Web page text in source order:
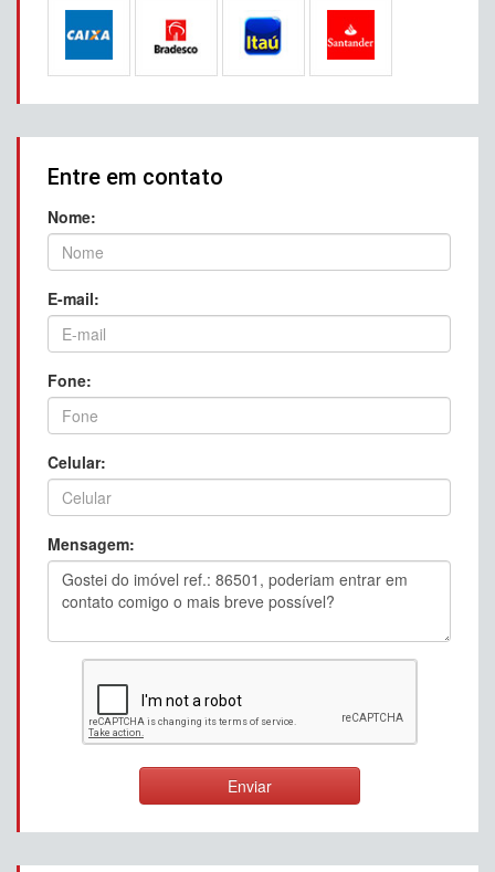
Entre em contato
Nome:
E-mail:
Fone:
Celular:
Mensagem:
Enviar